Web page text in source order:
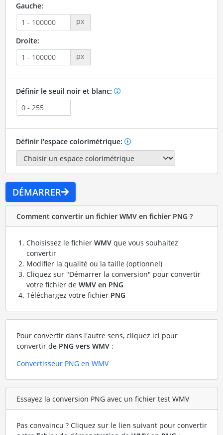
Gauche:
px
Droite:
px
Définir le seuil noir et blanc:
Définir l'espace colorimétrique:
DÉMARRER
Comment convertir un fichier WMV en fichier PNG ?
Choisissez le fichier WMVque vous souhaitez
convertir
Modifier la qualité ou la taille (optionnel)
Cliquez sur "Démarrer la conversion" pour convertir
votre fichier de WMV en PNG
Téléchargez votre fichier PNG
Pour convertir dans l'autre sens, cliquez ici pour
convertir de PNG vers WMV:
Convertisseur PNG en WMV
Essayez la conversion PNG avec un fichier test WMV
Pas convaincu ? Cliquez sur le lien suivant pour convertir